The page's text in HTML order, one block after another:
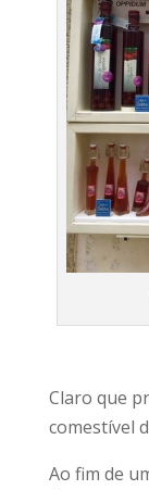
Claro que
comestível
Ao fim de